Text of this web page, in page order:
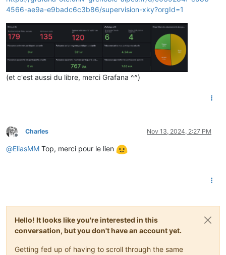
4566-ae9a-e9badc6c3b86/supervision-xky?orgId=1
(et c'est aussi du libre, merci Grafana ^^)
Offline
Charles Nov 13, 2024, 2:27 PM
@EliasMM Top, merci pour le lien
Hello! It looks like you're interested in this
conversation, but you don't have an account yet.
Getting fed up of having to scroll through the same